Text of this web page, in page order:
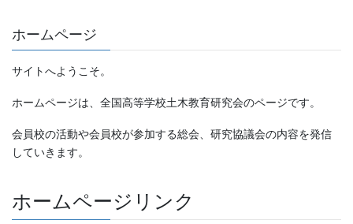
ホームページ
サイトへようこそ。
ホームページは、全国高等学校土木教育研究会のページです。
会員校の活動や会員校が参加する総会、研究協議会の内容を発信
していきます。
ホームページリンク